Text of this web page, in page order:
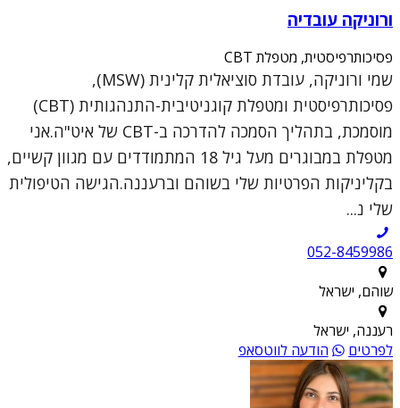
ורוניקה עובדיה
פסיכותרפיסטית, מטפלת CBT
שמי ורוניקה, עובדת סוציאלית קלינית (MSW),
פסיכותרפיסטית ומטפלת קוגניטיבית-התנהגותית (CBT)
מוסמכת, בתהליך הסמכה להדרכה ב-CBT של איט"ה.אני
מטפלת במבוגרים מעל גיל 18 המתמודדים עם מגוון קשיים,
בקליניקות הפרטיות שלי בשוהם וברעננה.הגישה הטיפולית
שלי נ...
052-8459986
שוהם, ישראל
רעננה, ישראל
לפרטים
הודעה לווטסאפ